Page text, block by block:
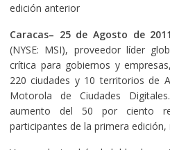
edición anterior
Caracas– 25 de Agosto de
(NYSE: MSI), proveedor líder
crítica para gobiernos y
220 ciudades y 10 territorios de
Motorola de Ciudades
aumento del 50 por ciento
participantes de la primera edición,